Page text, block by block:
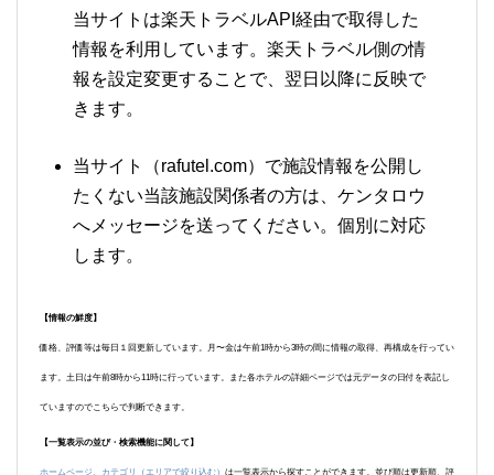
当サイトは楽天トラベルAPI経由で取得した
情報を利用しています。楽天トラベル側の情
報を設定変更することで、翌日以降に反映で
きます。
当サイト（rafutel.com）で施設情報を公開し
たくない当該施設関係者の方は、ケンタロウ
へメッセージを送ってください。個別に対応
します。
【情報の鮮度】
価格、評価等は毎日１回更新しています。月〜金は午前1時から3時の間に情報の取得、再構成を行ってい
ます。土日は午前8時から11時に行っています。また各ホテルの詳細ページでは元データの日付を表記し
ていますのでこちらで判断できます。
【一覧表示の並び・検索機能に関して】
ホームページ 、 カテゴリ（エリアで絞り込む） は一覧表示から探すことができます。並び順は更新順、評